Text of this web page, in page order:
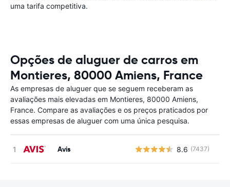
uma tarifa competitiva.
Opções de aluguer de carros em
Montieres, 80000 Amiens, France
As empresas de aluguer que se seguem receberam as
avaliações mais elevadas em Montieres, 80000 Amiens,
France. Compare as avaliações e os preços praticados por
essas empresas de aluguer com uma única pesquisa.
Avis 8.6 (7437)